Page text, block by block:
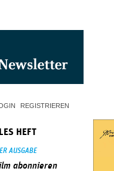
REGISTRIEREN
HEFT
AUSGABE
abonnieren